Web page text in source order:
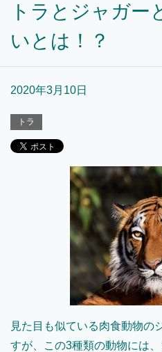
トラとジャガー
いとは！？
2020年3月10日
トラ
見た目も似ている肉食動物の
すが、この3種類の動物には